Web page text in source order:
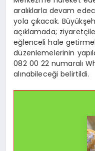
aralıklarla devam
yola çıkacak.
açıklamada;
eğlenceli hale
düzenlemelerinin
082 00 22 numaralı
alınabileceği belirtildi.